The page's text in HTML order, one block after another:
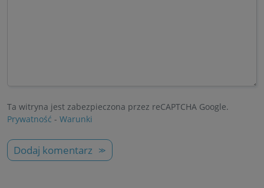
Ta witryna jest zabezpieczona przez reCAPTCHA Google.
Prywatność - Warunki
Dodaj komentarz